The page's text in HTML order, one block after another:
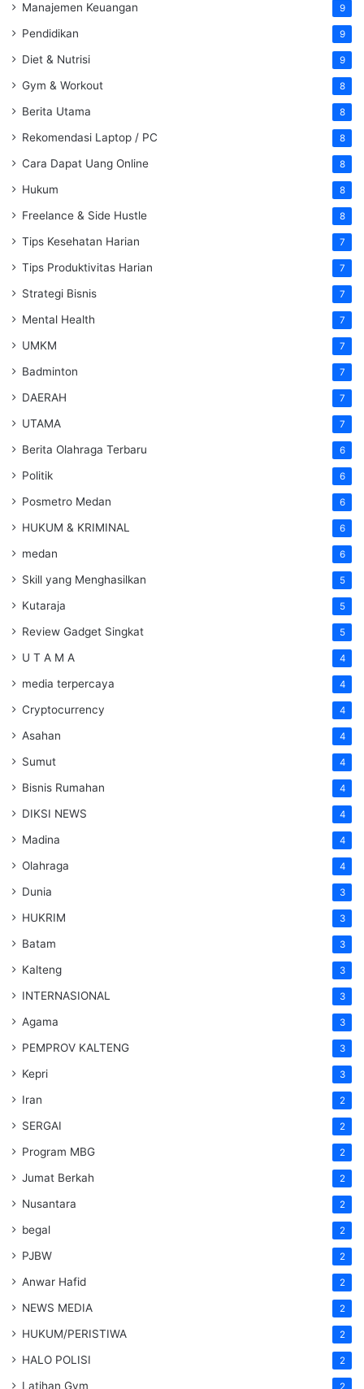
Manajemen Keuangan 9
Pendidikan 9
Diet & Nutrisi 9
Gym & Workout 8
Berita Utama 8
Rekomendasi Laptop / PC 8
Cara Dapat Uang Online 8
Hukum 8
Freelance & Side Hustle 8
Tips Kesehatan Harian 7
Tips Produktivitas Harian 7
Strategi Bisnis 7
Mental Health 7
UMKM 7
Badminton 7
DAERAH 7
UTAMA 7
Berita Olahraga Terbaru 6
Politik 6
Posmetro Medan 6
HUKUM & KRIMINAL 6
medan 6
Skill yang Menghasilkan 5
Kutaraja 5
Review Gadget Singkat 5
U T A M A 4
media terpercaya 4
Cryptocurrency 4
Asahan 4
Sumut 4
Bisnis Rumahan 4
DIKSI NEWS 4
Madina 4
Olahraga 4
Dunia 3
HUKRIM 3
Batam 3
Kalteng 3
INTERNASIONAL 3
Agama 3
PEMPROV KALTENG 3
Kepri 3
Iran 2
SERGAI 2
Program MBG 2
Jumat Berkah 2
Nusantara 2
begal 2
PJBW 2
Anwar Hafid 2
NEWS MEDIA 2
HUKUM/PERISTIWA 2
HALO POLISI 2
Latihan Gym 2